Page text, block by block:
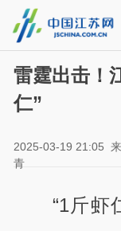
雷霆出击！
仁”
2025-03-19 21:05
青
“1斤虾